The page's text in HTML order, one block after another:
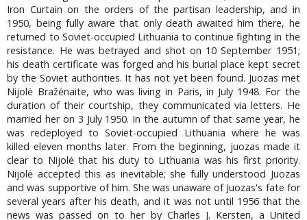
Iron Curtain on the orders of the partisan leadership, and in
1950, being fully aware that only death awaited him there, he
returned to Soviet-occupied Lithuania to continue fighting in the
resistance. He was betrayed and shot on 10 September 1951;
his death certificate was forged and his burial place kept secret
by the Soviet authorities. It has not yet been found. Juozas met
Nijolė Bražėnaite, who was living in Paris, in July 1948. For the
duration of their courtship, they communicated via letters. He
married her on 3 July 1950. In the autumn of that same year, he
was redeployed to Soviet-occupied Lithuania where he was
killed eleven months later. From the beginning, juozas made it
clear to Nijolė that his duty to Lithuania was his first priority.
Nijolė accepted this as inevitable; she fully understood Juozas
and was supportive of him. She was unaware of Juozas's fate for
several years after his death, and it was not until 1956 that the
news was passed on to her by Charles J. Kersten, a United